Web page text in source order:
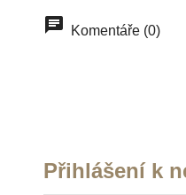
Komentáře (0)
Přihlášení k